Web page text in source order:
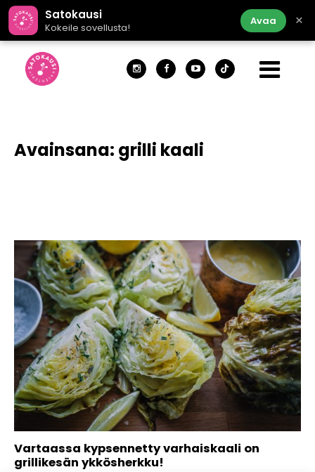
Satokausi
Kokeile sovellusta!
Avaa ×
Avainsana: grilli kaali
Vartaassa kypsennetty varhaiskaali on
grillikesän ykkösherkku!